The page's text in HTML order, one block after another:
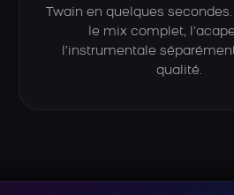
Twain en quelques
le mix complet,
l’instrumentale
qualité.